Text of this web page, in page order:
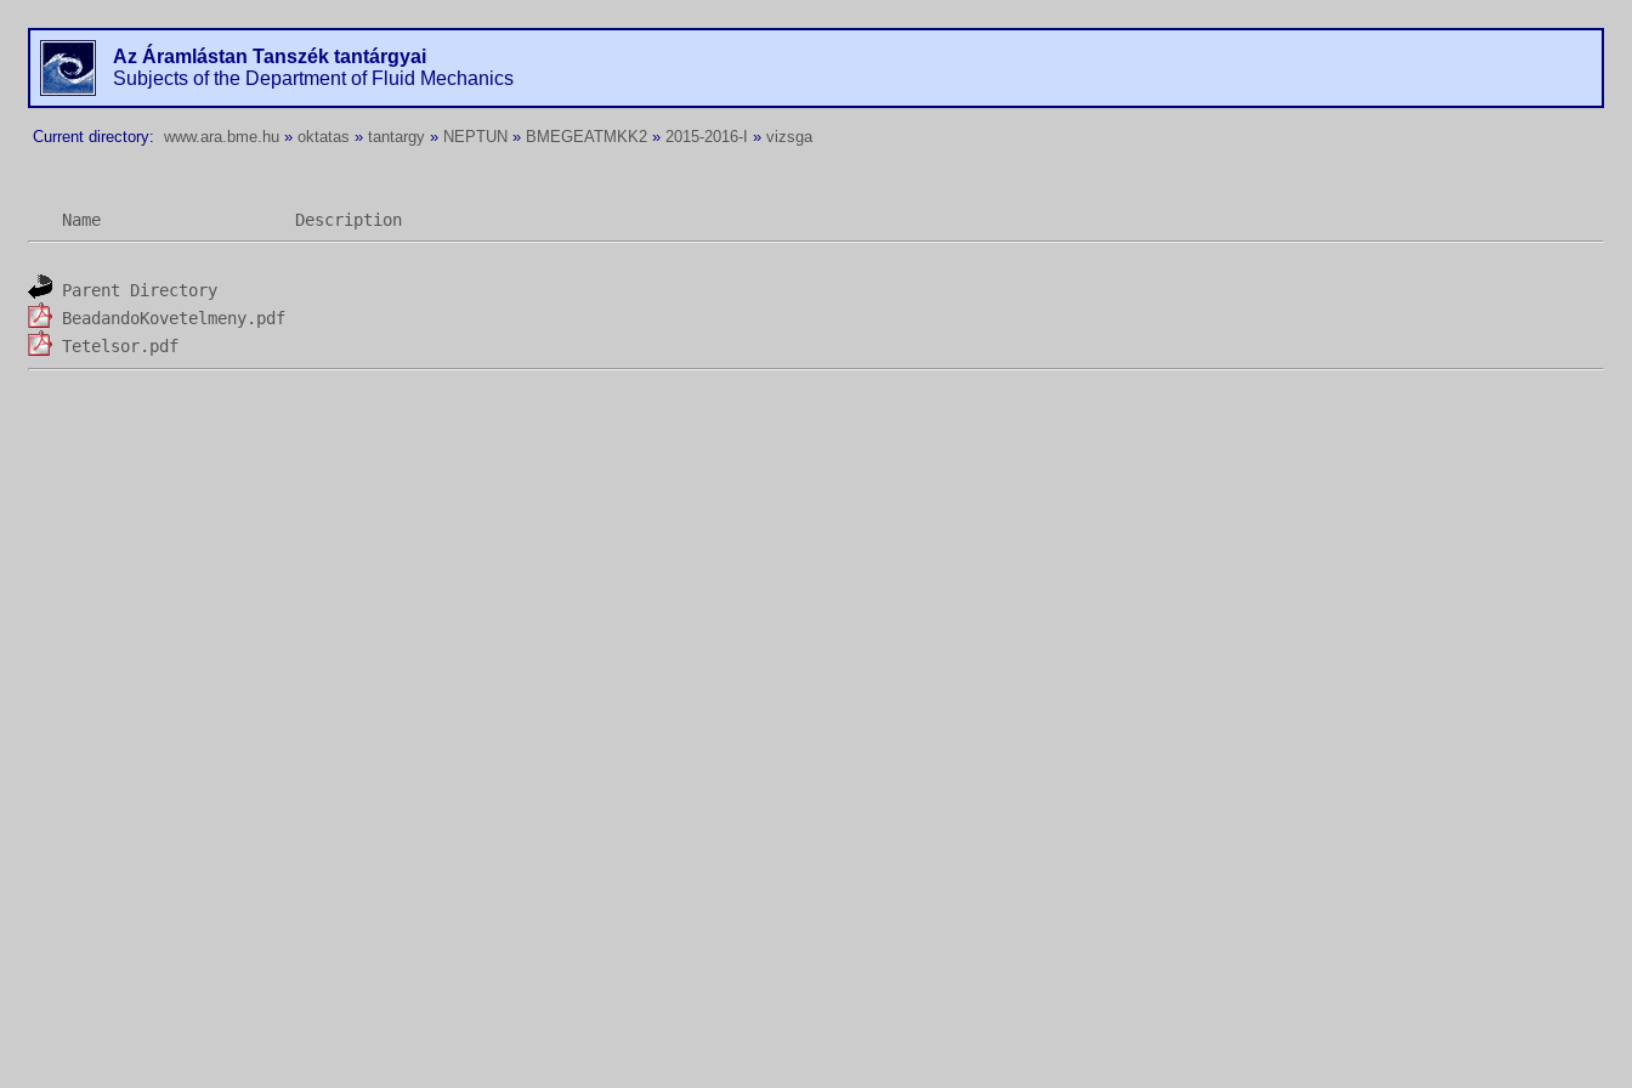
Az Áramlástan Tanszék tantárgyai
Subjects of the Department of Fluid Mechanics
Current directory: www.ara.bme.hu » oktatas » tantargy » NEPTUN » BMEGEATMKK2 » 2015-2016-I » vizsga
Name Description
Parent Directory
BeadandoKovetelmeny.pdf
Tetelsor.pdf